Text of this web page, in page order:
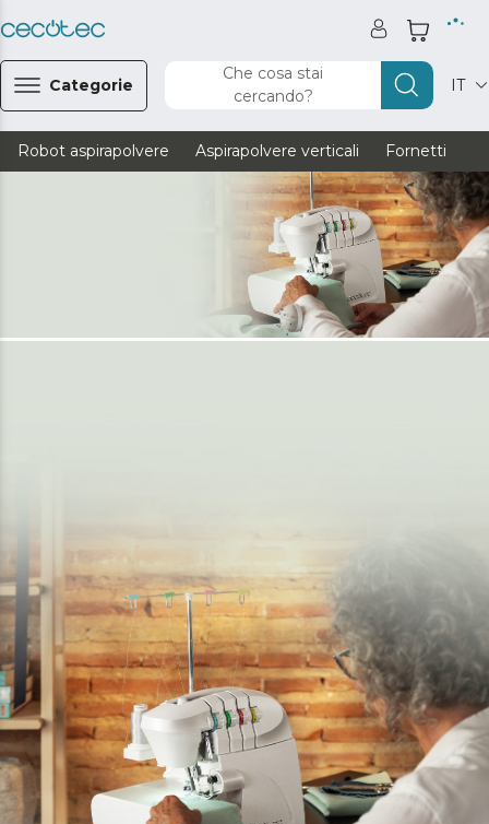
Categorie
Che cosa stai
cercando?
IT
Robot aspirapolvere Aspirapolvere verticali Fornetti